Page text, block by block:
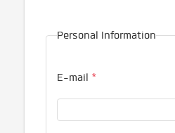
Personal Information
E-mail *